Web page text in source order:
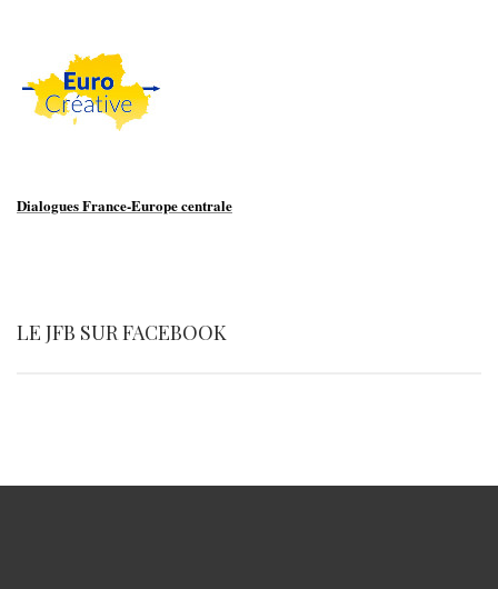
Dialogues France-Europe centrale
LE JFB SUR FACEBOOK